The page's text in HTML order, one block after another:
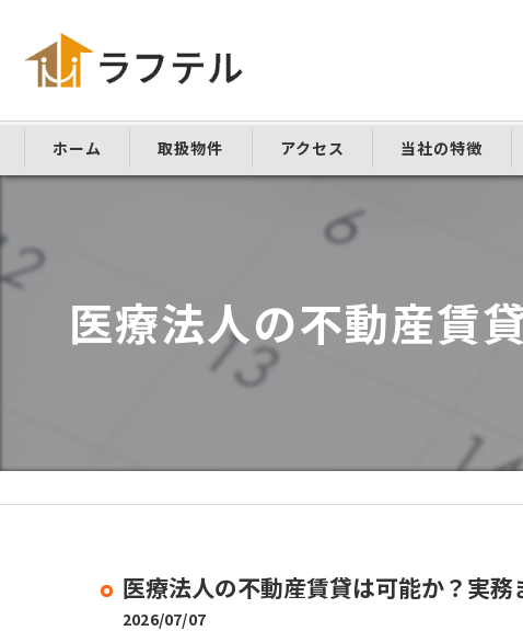
ホーム 取扱物件 アクセス 当社の特徴
家具家電付き
医療法人の不動産賃
医療法人の不動産賃貸は可能か？実
2026/07/07